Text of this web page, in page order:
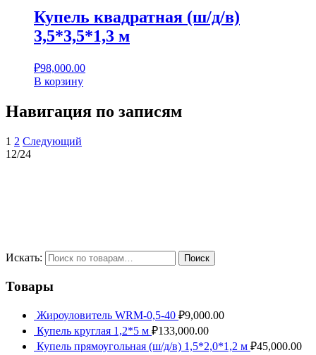
Купель квадратная (ш/д/в)
3,5*3,5*1,3 м
₽98,000.00
В корзину
Навигация по записям
1 2 Следующий
12/24
Искать: Поиск
Товары
Жироуловитель WRM-0,5-40 ₽9,000.00
Купель круглая 1,2*5 м ₽133,000.00
Купель прямоугольная (ш/д/в) 1,5*2,0*1,2 м ₽45,000.00